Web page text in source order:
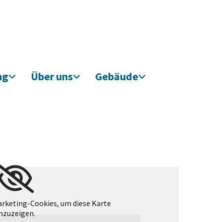
Über uns Gebäude
Cookies, um diese Karte